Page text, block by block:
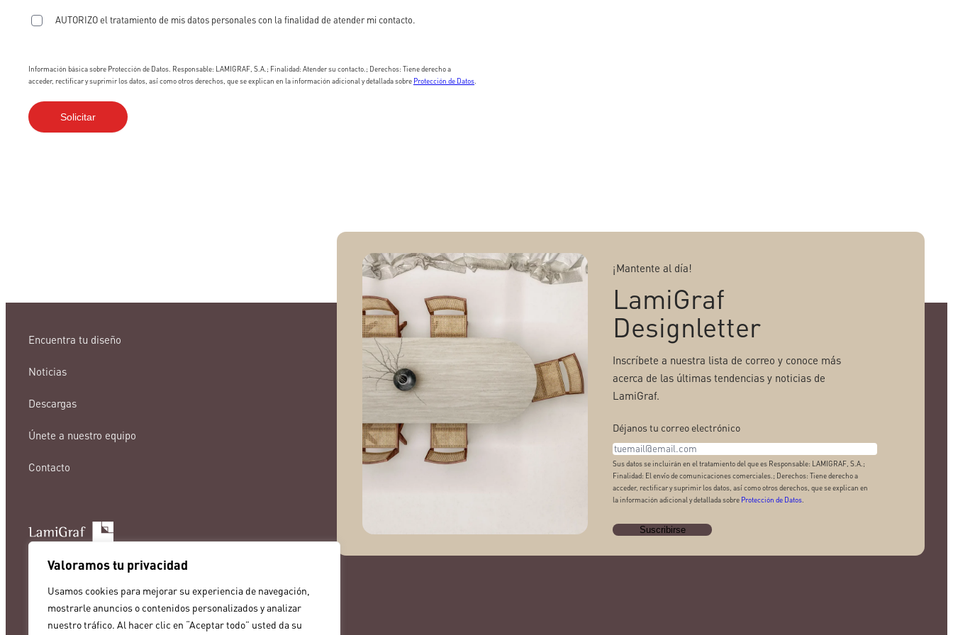
Valoramos tu privacidad
Usamos cookies para mejorar su experiencia de navegación,
mostrarle anuncios o contenidos personalizados y analizar
nuestro tráfico. Al hacer clic en “Aceptar todo” usted da su
AUTORIZO el tratamiento de mis datos personales con la finalidad de atender mi contacto.
Información básica sobre Protección de Datos. Responsable: LAMIGRAF, S.A.; Finalidad: Atender su contacto.; Derechos: Tiene derecho a
acceder, rectificar y suprimir los datos, así como otros derechos, que se explican en la información adicional y detallada sobre Protección de Datos
Encuentra tu diseño
Noticias
Descargas
Únete a nuestro equipo
Contacto
lamigraf@lamigraf.com
¡Mantente al día!
LamiGraf
Designletter
Inscríbete a nuestra lista de correo y conoce más
acerca de las últimas tendencias y noticias de
LamiGraf.
Déjanos tu correo electrónico
Sus datos se incluirán en el tratamiento del que es Responsable: LAMIGRAF, S.A.;
Finalidad: El envío de comunicaciones comerciales.; Derechos: Tiene derecho a
acceder, rectificar y suprimir los datos, así como otros derechos, que se explican en
la información adicional y detallada sobre Protección de Datos